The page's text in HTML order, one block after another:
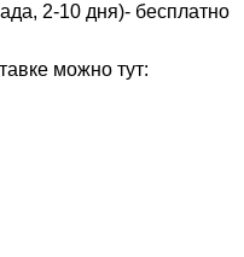
2-10 дня)- бесплатно
можно тут: